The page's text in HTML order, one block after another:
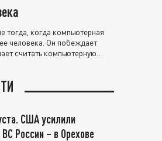
когда компьютерная
человека. Он побеждает
считать компьютерную
США усилили
России – в Орехове